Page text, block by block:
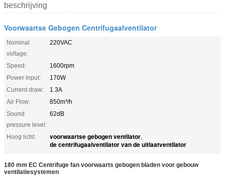
beschrijving
Voorwaartse Gebogen Centrifugaalventilator
Nominal
voltage:
220VAC
Speed:
1600rpm
Power input:
170W
Current draw:
1.3A
Air Flow:
850m³/h
Sound
pressure level:
62dB
Hoog licht: voorwaartse gebogen ventilator,
de centrifugaalventilator van de uitlaatventilator
180 mm EC Centrifuge fan voorwaarts gebogen bladen voor gebouw
ventilatiesystemen